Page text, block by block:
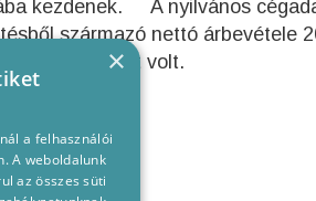
kezdenek. A nyilvános
származó nettó árbevétele
43 millió forint volt.
×
a felhasználói
A weboldalunk
az összes süti